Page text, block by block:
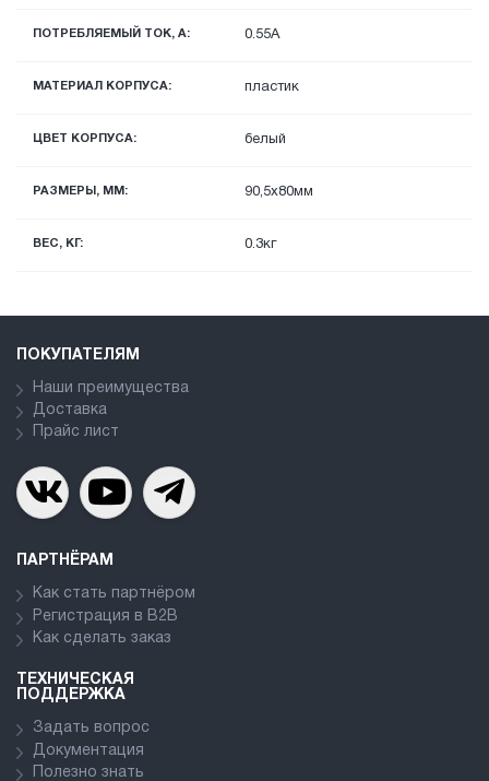
ПОТРЕБЛЯЕМЫЙ ТОК, А: 0.55A
МАТЕРИАЛ КОРПУСА: пластик
ЦВЕТ КОРПУСА: белый
РАЗМЕРЫ, ММ: 90,5x80мм
ВЕС, КГ: 0.3кг
ПОКУПАТЕЛЯМ
Наши преимущества
Доставка
Прайс лист
ПАРТНЁРАМ
Как стать партнёром
Регистрация в В2В
Как сделать заказ
ТЕХНИЧЕСКАЯ
ПОДДЕРЖКА
Задать вопрос
Документация
Полезно знать